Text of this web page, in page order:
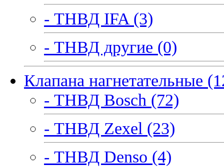
- ТНВД IFA (3)
- ТНВД другие (0)
Клапана нагнетательные
- ТНВД Bosch (72)
- ТНВД Zexel (23)
- ТНВД Denso (4)